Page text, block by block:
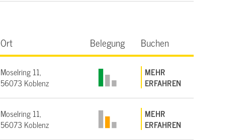
Ort Belegung Buchen
Moselring 11,
56073 Koblenz
MEHR
ERFAHREN
Moselring 11,
56073 Koblenz
MEHR
ERFAHREN